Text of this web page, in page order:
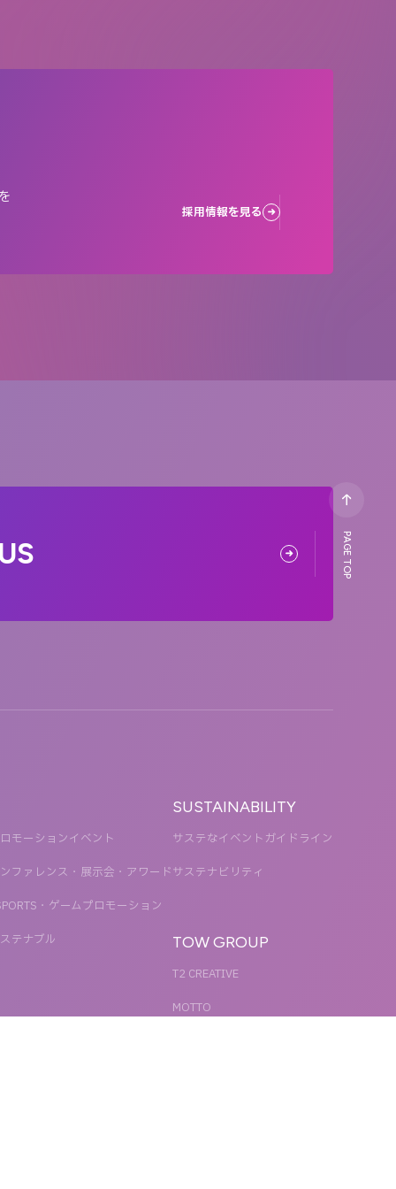
採用情報を見る
モーションイベント
ファレンス・展示会・アワード
・ゲームプロモーション
テナブル
SUSTAINABILITY
サステなイベントガイドライン
サステナビリティ
TOW GROUP
T2 CREATIVE
MOTTO
PAGE TOP